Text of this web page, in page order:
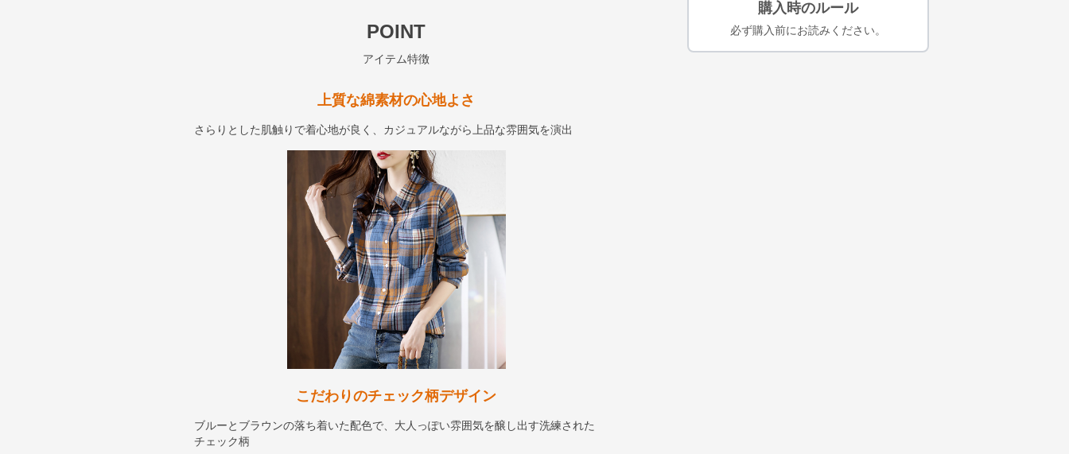
POINT
アイテム特徴
上質な綿素材の心地よさ
さらりとした肌触りで着心地が良く、カジュアルながら上品な雰囲気を演出
こだわりのチェック柄デザイン
ブルーとブラウンの落ち着いた配色で、大人っぽい雰囲気を醸し出す洗練された
チェック柄
購入時のルール
必ず購入前にお読みください。